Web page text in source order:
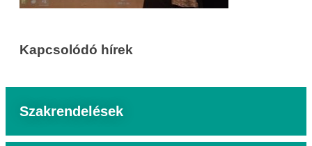
Kapcsolódó hírek
Szakrendelések